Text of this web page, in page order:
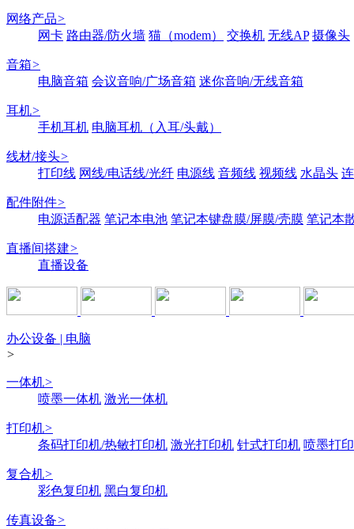
网络产品>
网卡 路由器/防火墙 猫（modem） 交换机 无线AP 摄像头
音箱>
电脑音箱 会议音响/广场音箱 迷你音响/无线音箱
耳机>
手机耳机 电脑耳机（入耳/头戴）
线材/接头>
打印线 网线/电话线/光纤 电源线 音频线 视频线 水晶头
配件附件>
电源适配器 笔记本电池 笔记本键盘膜/屏膜/壳膜 笔记本
直播间搭建>
直播设备
办公设备 | 电脑
>
一体机>
喷墨一体机 激光一体机
打印机>
条码打印机/热敏打印机 激光打印机 针式打印机 喷墨打
复合机>
彩色复印机 黑白复印机
传真设备>